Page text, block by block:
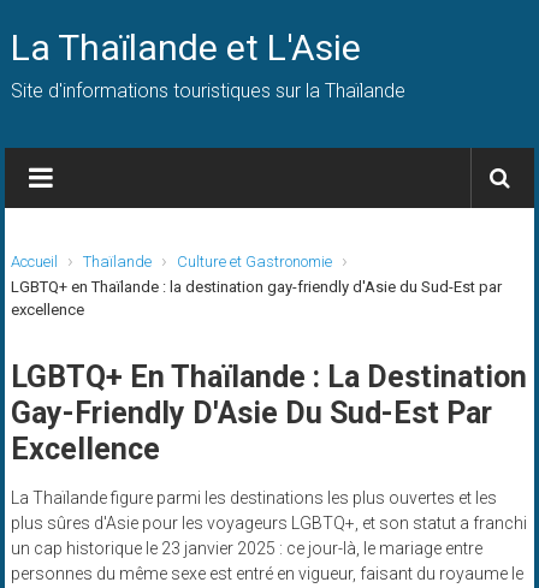
to
content
La Thaïlande et L'Asie
Site d'informations touristiques sur la Thaïlande
Accueil Thaïlande
Culture et Gastronomie
LGBTQ+ en Thaïlande : la destination gay-friendly d'Asie du Sud-Est par
excellence
LGBTQ+ En Thaïlande : La Destination
Gay-Friendly D'Asie Du Sud-Est Par
Excellence
La Thaïlande figure parmi les destinations les plus ouvertes et les
plus sûres d'Asie pour les voyageurs LGBTQ+, et son statut a franchi
un cap historique le 23 janvier 2025 : ce jour-là, le mariage entre
personnes du même sexe est entré en vigueur, faisant du royaume le